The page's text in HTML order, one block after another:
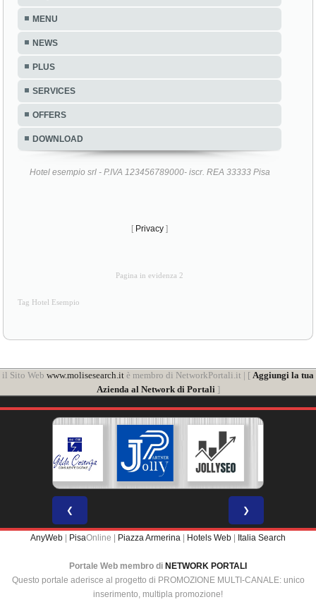
MENU
NEWS
PLUS
SERVICES
OFFERS
DOWNLOAD
Hotel esempio srl - P.IVA 123456789000- iscr. REA 33333 Pisa
[ Privacy ]
Pagina in evidenza 2
Tag Hotel Esempio
il Sito Web www.molisesearch.it è membro di NetworkPortali.it | [ Aggiungi la tua
Azienda al Network di Portali ]
❮ ❯
AnyWeb | PisaOnline | Piazza Armerina | Hotels Web | Italia Search
Portale Web membro di NETWORK PORTALI
Questo portale aderisce al progetto di PROMOZIONE MULTI-CANALE: unico
inserimento, multipla promozione!